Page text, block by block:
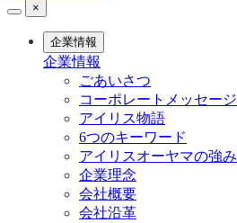
×
企業情報
企業情報
ごあいさつ
コーポレートメッセージ
アイリス物語
6つのキーワード
アイリスオーヤマの強み
企業理念
会社概要
会社沿革